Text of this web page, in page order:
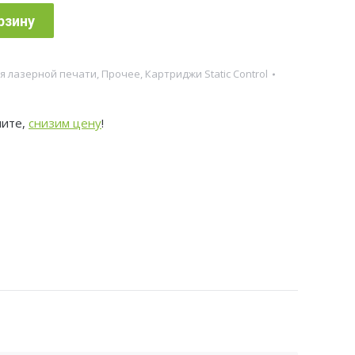
лазерной печати, Прочее, Картриджи Static Control
снизим цену!